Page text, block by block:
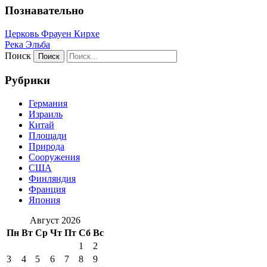
Познавательно
Церковь Фрауен Кирхе
Река Эльба
Поиск
Рубрики
Германия
Израиль
Китай
Площади
Природа
Сооружения
США
Финляндия
Франция
Япония
Август 2026
Пн Вт Ср Чт Пт Сб Вс
1
2
3
4 5 6 7 8
9